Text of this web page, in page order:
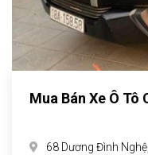
Mua Bán Xe Ô
68 Dương Đình